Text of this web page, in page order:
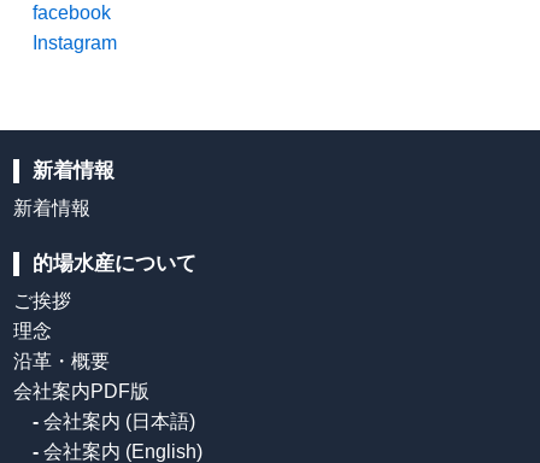
facebook
Instagram
新着情報
新着情報
的場水産について
ご挨拶
理念
沿革・概要
会社案内PDF版
- 会社案内 (日本語)
- 会社案内 (English)